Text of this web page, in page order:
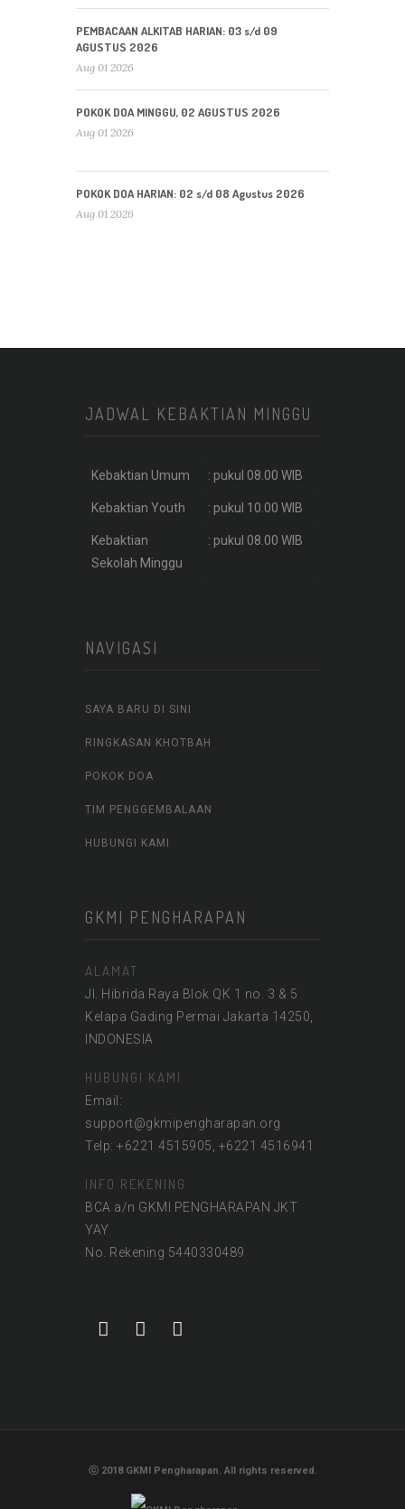
PEMBACAAN ALKITAB HARIAN: 03 s/d 09
AGUSTUS 2026
Aug 01 2026
POKOK DOA MINGGU, 02 AGUSTUS 2026
Aug 01 2026
POKOK DOA HARIAN: 02 s/d 08 Agustus 2026
Aug 01 2026
JADWAL KEBAKTIAN MINGGU
Kebaktian Umum : pukul 08.00 WIB
Kebaktian Youth : pukul 10.00 WIB
Kebaktian
Sekolah Minggu
: pukul 08.00 WIB
NAVIGASI
SAYA BARU DI SINI
RINGKASAN KHOTBAH
POKOK DOA
TIM PENGGEMBALAAN
HUBUNGI KAMI
GKMI PENGHARAPAN
ALAMAT
Jl. Hibrida Raya Blok QK 1 no. 3 & 5
Kelapa Gading Permai Jakarta 14250,
INDONESIA
HUBUNGI KAMI
Email:
support@gkmipengharapan.org
Telp: +6221 4515905, +6221 4516941
INFO REKENING
BCA a/n GKMI PENGHARAPAN JKT
YAY
No. Rekening 5440330489
ⓒ 2018 GKMI Pengharapan. All rights reserved.